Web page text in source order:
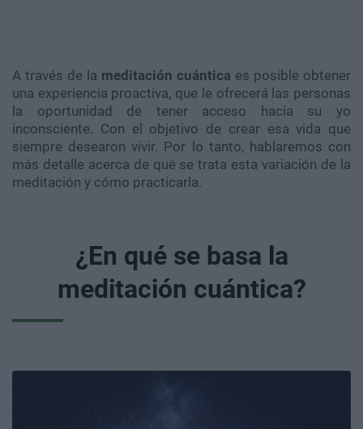
A través de la meditación cuántica es posible obtener
una experiencia proactiva, que le ofrecerá las personas
la oportunidad de tener acceso hacia su yo
inconsciente. Con el objetivo de crear esa vida que
siempre desearon vivir. Por lo tanto, hablaremos con
más detalle acerca de qué se trata esta variación de la
meditación y cómo practicarla.
¿En qué se basa la
meditación cuántica?